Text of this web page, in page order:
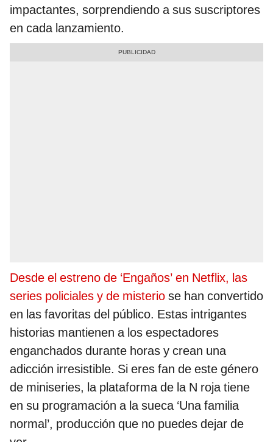
impactantes, sorprendiendo a sus suscriptores
en cada lanzamiento.
Desde el estreno de ‘Engaños’ en Netflix, las
series policiales y de misterio se han convertido
en las favoritas del público. Estas intrigantes
historias mantienen a los espectadores
enganchados durante horas y crean una
adicción irresistible. Si eres fan de este género
de miniseries, la plataforma de la N roja tiene
en su programación a la sueca ‘Una familia
normal’, producción que no puedes dejar de